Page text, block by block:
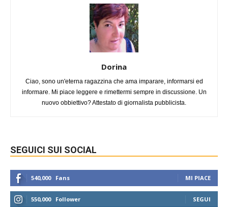
Dorina
Ciao, sono un'eterna ragazzina che ama imparare, informarsi ed
informare. Mi piace leggere e rimettermi sempre in discussione. Un
nuovo obbiettivo? Attestato di giornalista pubblicista.
SEGUICI SUI SOCIAL
540,000 Fans MI PIACE
550,000 Follower SEGUI